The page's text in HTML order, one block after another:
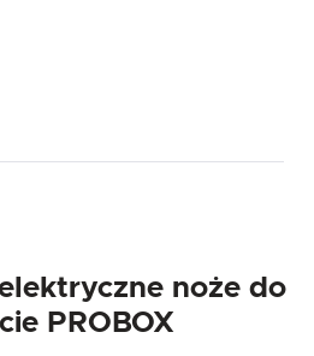
noże do
PROBOX